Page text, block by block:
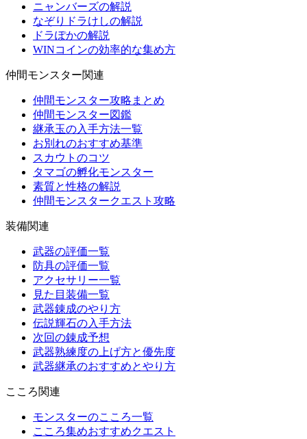
ニャンバーズの解説
なぞりドラけしの解説
ドラぽかの解説
WINコインの効率的な集め方
仲間モンスター関連
仲間モンスター攻略まとめ
仲間モンスター図鑑
継承玉の入手方法一覧
お別れのおすすめ基準
スカウトのコツ
タマゴの孵化モンスター
素質と性格の解説
仲間モンスタークエスト攻略
装備関連
武器の評価一覧
防具の評価一覧
アクセサリー一覧
見た目装備一覧
武器錬成のやり方
伝説輝石の入手方法
次回の錬成予想
武器熟練度の上げ方と優先度
武器継承のおすすめとやり方
こころ関連
モンスターのこころ一覧
こころ集めおすすめクエスト